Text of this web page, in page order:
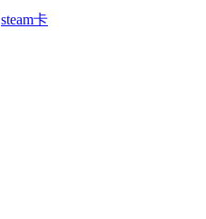
steam卡